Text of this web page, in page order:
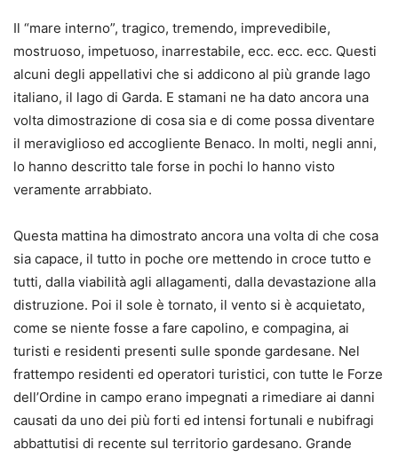
Il “mare interno”, tragico, tremendo, imprevedibile,
mostruoso, impetuoso, inarrestabile, ecc. ecc. ecc. Questi
alcuni degli appellativi che si addicono al più grande lago
italiano, il lago di Garda. E stamani ne ha dato ancora una
volta dimostrazione di cosa sia e di come possa diventare
il meraviglioso ed accogliente Benaco. In molti, negli anni,
lo hanno descritto tale forse in pochi lo hanno visto
veramente arrabbiato.
Questa mattina ha dimostrato ancora una volta di che cosa
sia capace, il tutto in poche ore mettendo in croce tutto e
tutti, dalla viabilità agli allagamenti, dalla devastazione alla
distruzione. Poi il sole è tornato, il vento si è acquietato,
come se niente fosse a fare capolino, e compagina, ai
turisti e residenti presenti sulle sponde gardesane. Nel
frattempo residenti ed operatori turistici, con tutte le Forze
dell’Ordine in campo erano impegnati a rimediare ai danni
causati da uno dei più forti ed intensi fortunali e nubifragi
abbattutisi di recente sul territorio gardesano. Grande